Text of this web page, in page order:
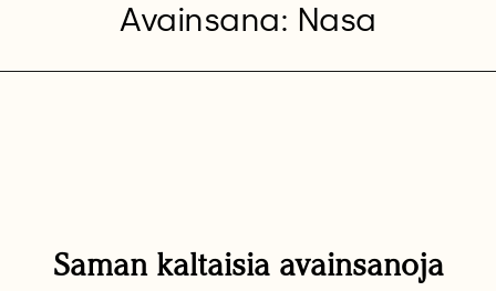
Avainsana: Nasa
Saman kaltaisia avainsanoja